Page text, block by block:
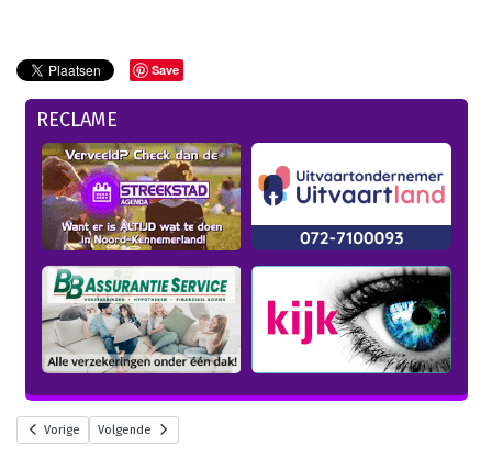
Save
RECLAME
Vorige Volgende